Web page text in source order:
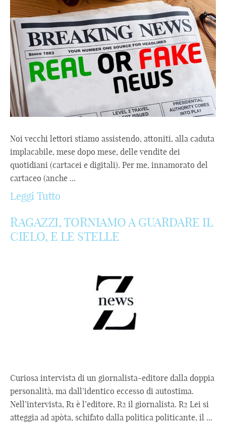
Noi vecchi lettori stiamo assistendo, attoniti, alla caduta
implacabile, mese dopo mese, delle vendite dei
quotidiani (cartacei e digitali). Per me, innamorato del
cartaceo (anche ...
Leggi Tutto
RAGAZZI, TORNIAMO A GUARDARE IL
CIELO, E LE STELLE
Curiosa intervista di un giornalista-editore dalla doppia
personalità, ma dall’identico eccesso di autostima.
Nell’intervista, R1 è l’editore, R2 il giornalista. R2 Lei si
atteggia ad apòta, schifato dalla politica politicante, il ...